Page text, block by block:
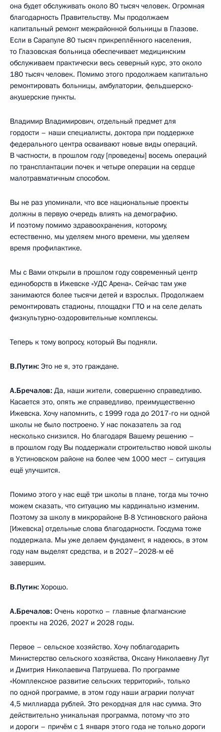
она будет обслуживать около 80 тысяч человек. Огромная
благодарность Правительству. Мы продолжаем
капитальный ремонт межрайонной больницы в Глазове.
Если в Сарапуле 80 тысяч прикреплённого населения,
то Глазовская больница обеспечивает медицинским
обслуживаем практически весь северный курс, это около
180 тысяч человек. Помимо этого продолжаем капитально
ремонтировать больницы, амбулатории, фельдшерско-
акушерские пункты.
Владимир Владимирович, отдельный предмет для
гордости – наши специалисты, доктора при поддержке
федерального центра осваивают новые виды операций.
В частности, в прошлом году [проведены] восемь операций
по трансплантации почек и четыре операции на сердце
малотравматичным способом.
Вы не раз упоминали, что все национальные проекты
должны в первую очередь влиять на демографию.
И поэтому помимо здравоохранения, которому,
естественно, мы уделяем много времени, мы уделяем
время профилактике.
Мы с Вами открыли в прошлом году современный центр
единоборств в Ижевске «УДС Арена». Сейчас там уже
занимаются более тысячи детей и взрослых. Продолжаем
ремонтировать стадионы, площадки ГТО и на селе делать
физкультурно-оздоровительные комплексы.
Теперь к тому вопросу, который Вы подняли.
В.Путин: Это не я, это граждане.
А.Бречалов: Да, наши жители, совершенно справедливо.
Касается это, опять же справедливо, преимущественно
Ижевска. Хочу напомнить, с 1999 года до 2017-го ни одной
школы не было построено. У нас показатель за год
несколько снизился. Но благодаря Вашему решению –
в прошлом году Вы поддержали строительство новой школы
в Устиновском районе на более чем 1000 мест – ситуация
ещё улучшится.
Помимо этого у нас ещё три школы в плане, тогда мы точно
можем сказать, что ситуацию мы кардинально изменим.
Поэтому за школу в микрорайоне В-8 Устиновского района
[Ижевска] отдельные слова благодарности. Госдума тоже
поддержала. Мы уже делаем фундамент, я надеюсь, в этом
году нам выделят средства, и в 2027–2028-м её
завершим.
В.Путин: Хорошо.
А.Бречалов: Очень коротко – главные флагманские
проекты на 2026, 2027 и 2028 годы.
Первое – сельское хозяйство. Хочу поблагодарить
Министерство сельского хозяйства, Оксану Николаевну Лут
и Дмитрия Николаевича Патрушева. По программе
«Комплексное развитие сельских территорий», только
по одной программе, в этом году наши аграрии получат
4,5 миллиарда рублей. Это рекордная для нас сумма. Это
действительно уникальная программа, потому что это
и дороги – причём с 1 января этого года не только дороги